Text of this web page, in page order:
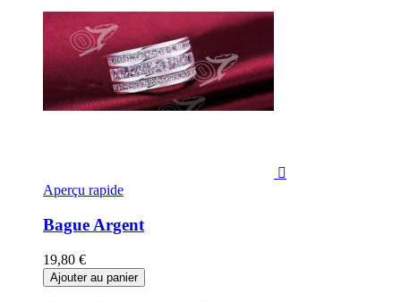

Aperçu rapide
Bague Argent
19,80 €
Ajouter au panier